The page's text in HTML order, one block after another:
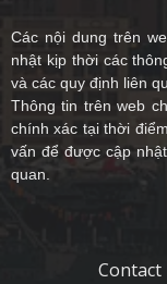
Các nội dung trên
nhật kịp thời các
và các quy định liên
Thông tin trên web
chính xác tại thời
vấn để được cập
quan.
Contact